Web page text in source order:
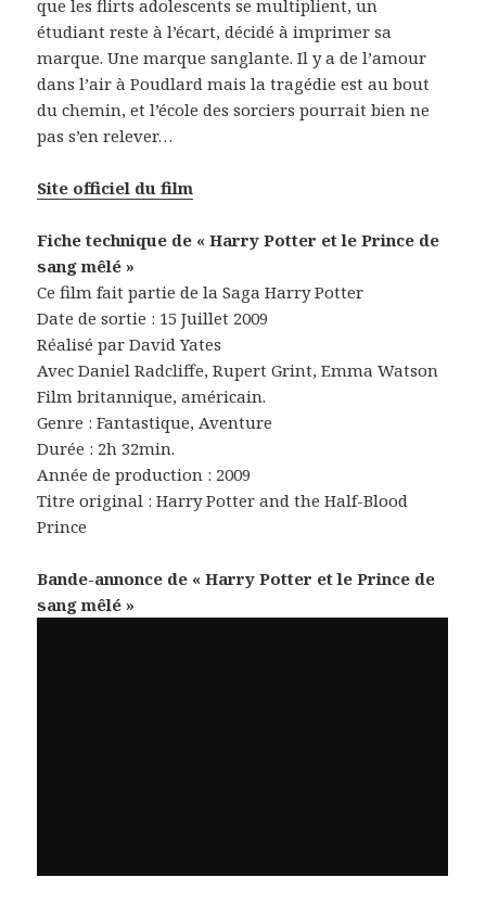
que les flirts adolescents se multiplient, un
étudiant reste à l’écart, décidé à imprimer sa
marque. Une marque sanglante. Il y a de l’amour
dans l’air à Poudlard mais la tragédie est au bout
du chemin, et l’école des sorciers pourrait bien ne
pas s’en relever…
Site officiel du film
Fiche technique de « Harry Potter et le Prince de
sang mêlé »
Ce film fait partie de la Saga Harry Potter
Date de sortie : 15 Juillet 2009
Réalisé par David Yates
Avec Daniel Radcliffe, Rupert Grint, Emma Watson
Film britannique, américain.
Genre : Fantastique, Aventure
Durée : 2h 32min.
Année de production : 2009
Titre original : Harry Potter and the Half-Blood
Prince
Bande-annonce de « Harry Potter et le Prince de
sang mêlé »